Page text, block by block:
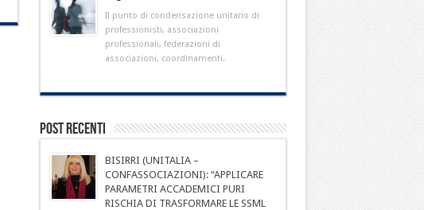
Il punto di condensazione unitario di
professionisti, associazioni
professionali, federazioni di
associazioni, coordinamenti.
Post Recenti
BISIRRI (UNITALIA –
CONFASSOCIAZIONI): “APPLICARE
PARAMETRI ACCADEMICI PURI
RISCHIA DI TRASFORMARE LE SSML